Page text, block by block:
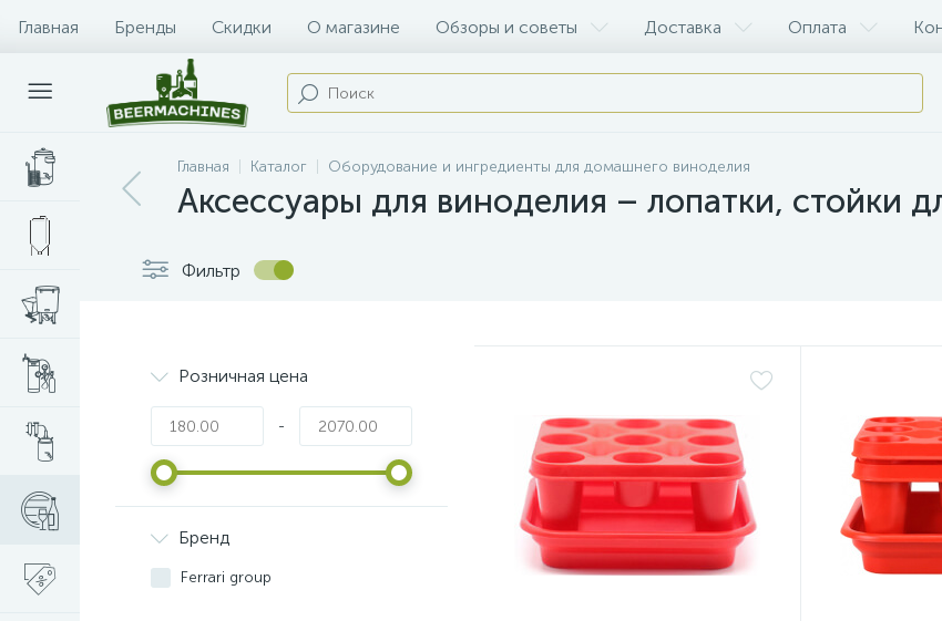
Главная Бренды Скидки О магазине Обзоры и советы Доставка Оплата
Главная Каталог Оборудование и ингредиенты для домашнего виноделия
Аксессуары для виноделия – лопатки, стойки
Фильтр
Розничная цена
-
Бренд
Ferrari group